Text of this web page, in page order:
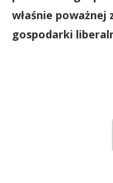
właśnie poważnej
gospodarki